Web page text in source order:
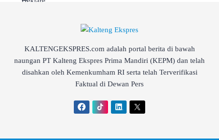
KALTENGEKSPRES.com adalah portal berita di bawah
naungan PT Kalteng Ekspres Prima Mandiri (KEPM) dan telah
disahkan oleh Kemenkumham RI serta telah Terverifikasi
Faktual di Dewan Pers